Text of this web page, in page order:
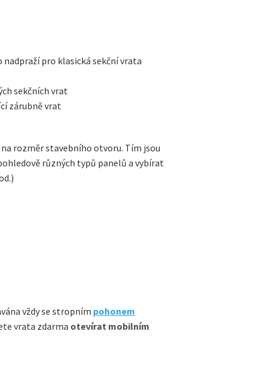
pro klasická sekční vrata
sekčních vrat
zárubně vrat
rozměr stavebního otvoru. Tím jsou
různých typů panelů a vybírat
vždy se stropním pohonem
vrata zdarma otevírat mobilním